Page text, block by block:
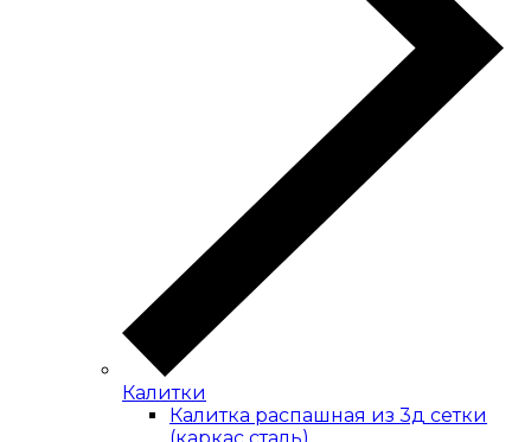
Калитки
Калитка распашная из 3д сетки